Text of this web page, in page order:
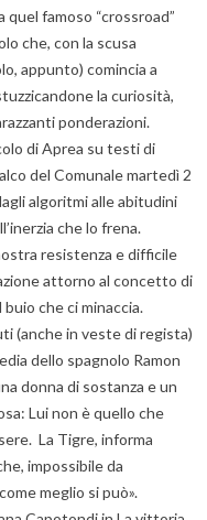
quel famoso “crossroad”
che, con la scusa
appunto) comincia a
la curiosità,
ponderazioni.
di Aprea su testi di
del Comunale martedì 2
algoritmi alle abitudini
che lo frena.
resistenza e difficile
attorno al concetto di
che ci minaccia.
(anche in veste di regista)
dello spagnolo Ramon
donna di sostanza e un
Lui non è quello che
La Tigre, informa
impossibile da
meglio si può».